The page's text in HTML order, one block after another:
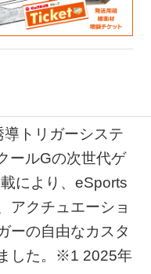
トリガーシステ
ールGの次世代ゲ
により、eSports
アクチュエーショ
ーの自由なカスタ
した。※1 2025年